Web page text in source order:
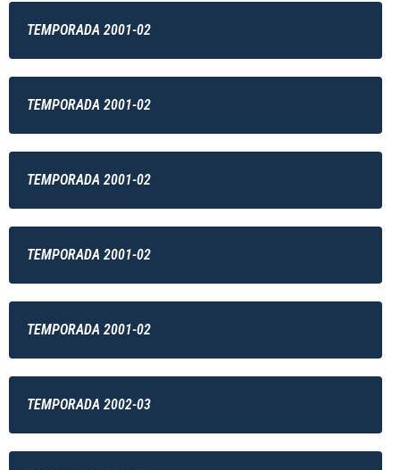
TEMPORADA 2001-02
TEMPORADA 2001-02
TEMPORADA 2001-02
TEMPORADA 2001-02
TEMPORADA 2001-02
TEMPORADA 2002-03